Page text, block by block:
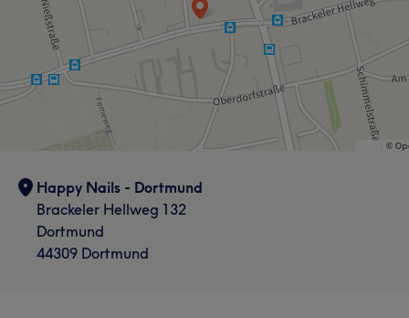
Happy Nails - Dortmund
Brackeler Hellweg 132
Dortmund
44309 Dortmund